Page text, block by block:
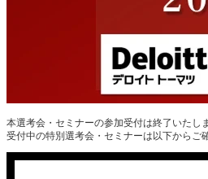
本選考会・セミナーの参加受付は終了いたし
受付中の特別選考会・セミナーは以下からご